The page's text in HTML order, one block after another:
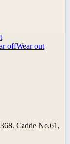
offWear out
Cadde No.61,